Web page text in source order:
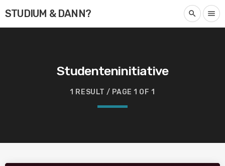
STUDIUM & DANN? search menu
Studenteninitiative
1 RESULT / PAGE 1 OF 1